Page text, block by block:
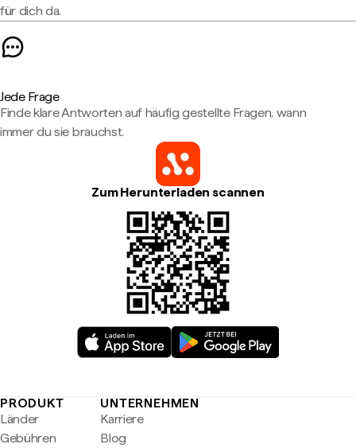
für dich da.
Jede Frage
Finde klare Antworten auf häufig gestellte Fragen, wann
immer du sie brauchst.
Zum Herunterladen scannen
PRODUKT
Länder
Gebühren
UNTERNEHMEN
Karriere
Blog